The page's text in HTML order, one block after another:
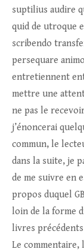
suptilius audire
quid de utroque
scribendo
persequare
entretiennent
mettre une
ne pas le
j’énoncerai
commun, le
dans la suite, je
de me suivre en
propos duquel
loin de la forme
livres précédents
Le commentaire,